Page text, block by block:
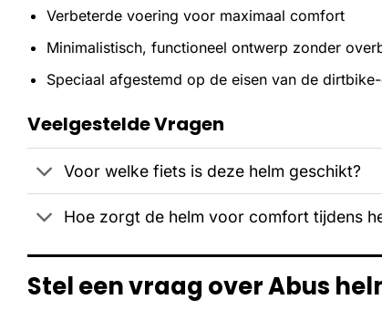
Verbeterde voering voor maximaal comfort
Minimalistisch, functioneel ontwerp zonder
Speciaal afgestemd op de eisen van de
Veelgestelde Vragen
Voor welke fiets is deze helm geschikt?
Hoe zorgt de helm voor comfort tijdens
Stel een vraag over Abus